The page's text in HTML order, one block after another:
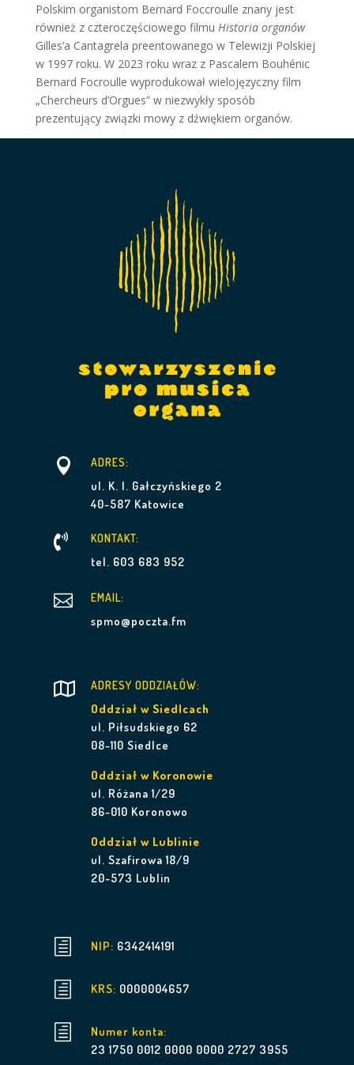
Polskim organistom Bernard Foccroulle znany jest
również z czteroczęściowego filmu Historia organów
Gilles’a Cantagrela preentowanego w Telewizji Polskiej
w 1997 roku. W 2023 roku wraz z Pascalem Bouhénic
Bernard Focroulle wyprodukował wielojęzyczny film
„Chercheurs d’Orgues” w niezwykły sposób
prezentujący związki mowy z dźwiękiem organów.
 ADRES:
ul. K. I. Gałczyńskiego 2
40-587 Katowice
 KONTAKT:
tel. 603 683 952
 EMAIL:
spmo@poczta.fm
 ADRESY ODDZIAŁÓW:
Oddział w Siedlcach
ul. Piłsudskiego 62
08-110 Siedlce
Oddział w Koronowie
ul. Różana 1/29
86-010 Koronowo
Oddział w Lublinie
ul. Szafirowa 18/9
20-573 Lublin
h NIP: 6342414191
h KRS: 0000004657
h
Numer konta:
23 1750 0012 0000 0000 2727 3955